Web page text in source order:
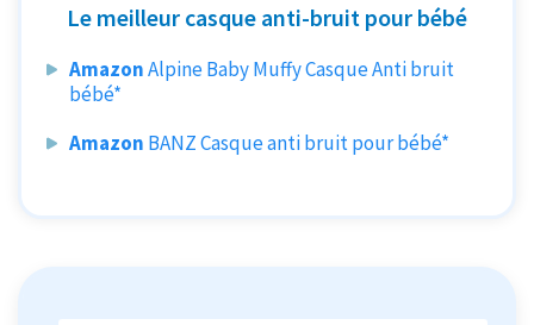
Le meilleur casque anti-bruit pour bébé
AmazonAlpine Baby Muffy Casque Anti bruit
bébé*
Amazon BANZ Casque anti bruit pour bébé*